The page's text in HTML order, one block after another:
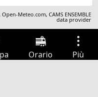
,Open-Meteo.com,CAMS ENSEMBLE
data provider
Orario Più